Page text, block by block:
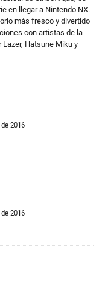
en llegar a Nintendo NX.
más fresco y divertido
con artistas de la
Lazer, Hatsune Miku y
2016
2016